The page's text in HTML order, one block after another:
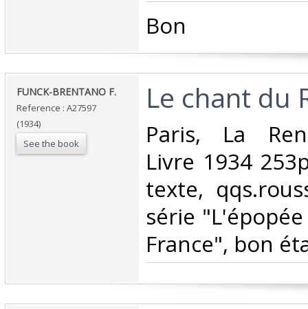
‎Bon ‎
‎FUNCK-BRENTANO F.‎
Reference : A27597
(1934)
See the book
‎Le chant du
‎Paris, La
Livre 1934
texte,
série
France", bon